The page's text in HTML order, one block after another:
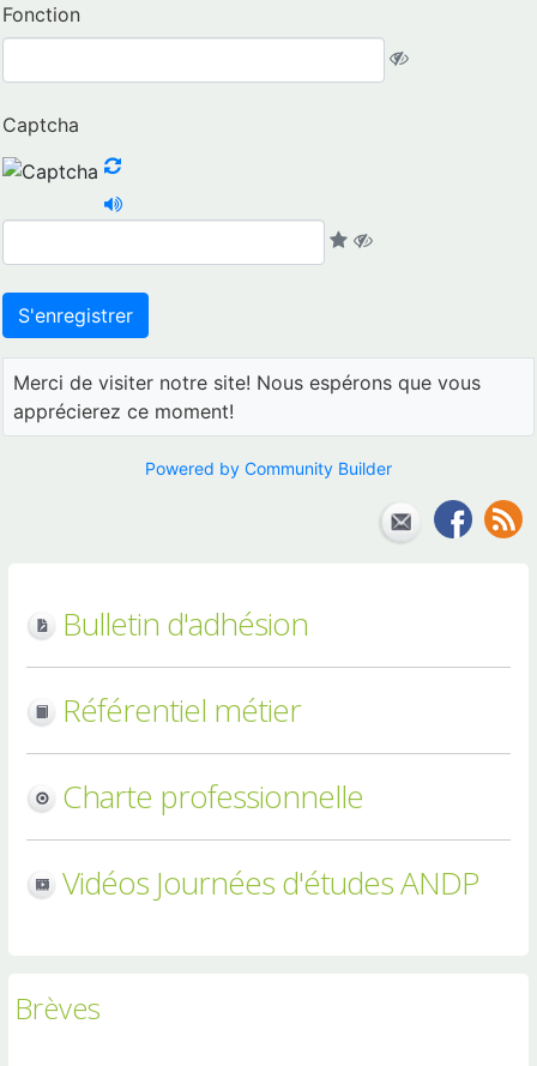
Fonction
Captcha
Merci de visiter notre site! Nous espérons que vous
apprécierez ce moment!
Powered by Community Builder
Bulletin d'adhésion
Référentiel métier
Charte professionnelle
Vidéos Journées d'études ANDP
Brèves